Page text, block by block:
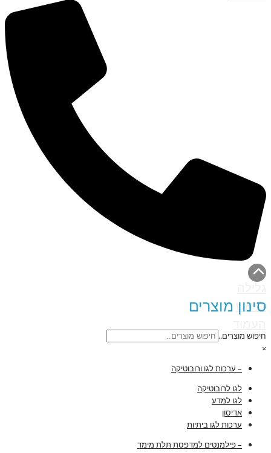
לראש
סינון מוצרים
חיפוש מוצרים..
×
– ערכות לגו ורובוטיקה
לגו לרובוטיקה
לגו למדע
אדיסון
ערכות לגו ביתיות
– פילמנטים למדפסת תלת מימד